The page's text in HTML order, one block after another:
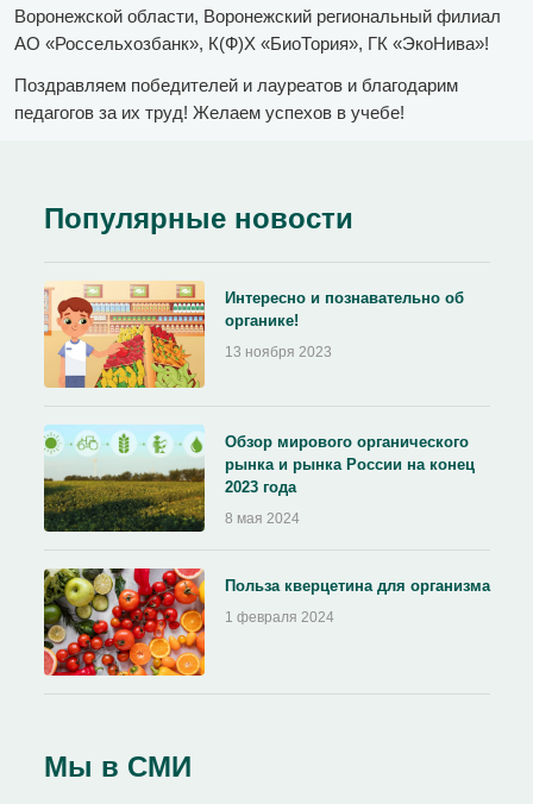
Воронежской области, Воронежский региональный филиал
АО «Россельхозбанк», К(Ф)Х «БиоТория», ГК «ЭкоНива»!
Поздравляем победителей и лауреатов и благодарим
педагогов за их труд! Желаем успехов в учебе!
Популярные новости
Интересно и познавательно об
органике!
13 ноября 2023
Обзор мирового органического
рынка и рынка России на конец
2023 года
8 мая 2024
Польза кверцетина для организма
1 февраля 2024
Мы в СМИ